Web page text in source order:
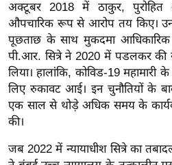
e
w
s
ला
इ
फ
स्टा
ल
अक्टूबर 2018 में ठाकुर,
औपचारिक रूप से आरोप तय किए।
पूछताछ के साथ मुकदमा
पी.आर. सित्रे ने 2020 में पडलकर की
लिया। हालांकि, कोविड-19
लिए रुकावट आई। इन चुनौतियों के
एक साल से थोड़े अधिक समय के
की।
जब 2022 में न्यायाधीश सित्रे का